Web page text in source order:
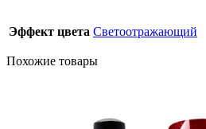
Эффект цвета Светоотражающий
Похожие товары